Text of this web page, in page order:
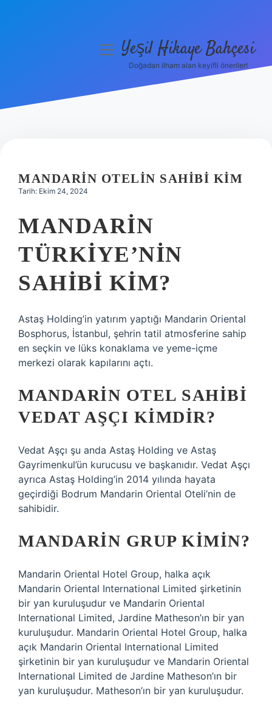
Hakkımızda
menüyüYeşil Hikaye Bahçesi
Doğadan ilham alan keyifli öneriler!
MANDARIN OTELIN SAHIBI KIM
Tarih: Ekim 24, 2024
MANDARIN
TÜRKIYE’NIN
SAHIBI KIM?
Astaş Holding’in yatırım yaptığı Mandarin Oriental
Bosphorus, İstanbul, şehrin tatil atmosferine sahip
en seçkin ve lüks konaklama ve yeme-içme
merkezi olarak kapılarını açtı.
MANDARIN OTEL SAHIBI
VEDAT AŞÇI KIMDIR?
Vedat Aşçı şu anda Astaş Holding ve Astaş
Gayrimenkul’ün kurucusu ve başkanıdır. Vedat Aşçı
ayrıca Astaş Holding’in 2014 yılında hayata
geçirdiği Bodrum Mandarin Oriental Oteli’nin de
sahibidir.
MANDARIN GRUP KIMIN?
Mandarin Oriental Hotel Group, halka açık
Mandarin Oriental International Limited şirketinin
bir yan kuruluşudur ve Mandarin Oriental
International Limited, Jardine Matheson’ın bir yan
kuruluşudur. Mandarin Oriental Hotel Group, halka
açık Mandarin Oriental International Limited
şirketinin bir yan kuruluşudur ve Mandarin Oriental
International Limited de Jardine Matheson’ın bir
yan kuruluşudur. Matheson’ın bir yan kuruluşudur.